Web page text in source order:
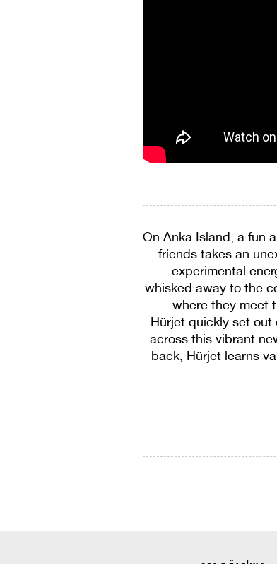
On Anka Island, a fun
friends takes an
experimental
whisked away to the
where they meet
Hürjet quickly set
across this vibrant
back, Hürjet learns